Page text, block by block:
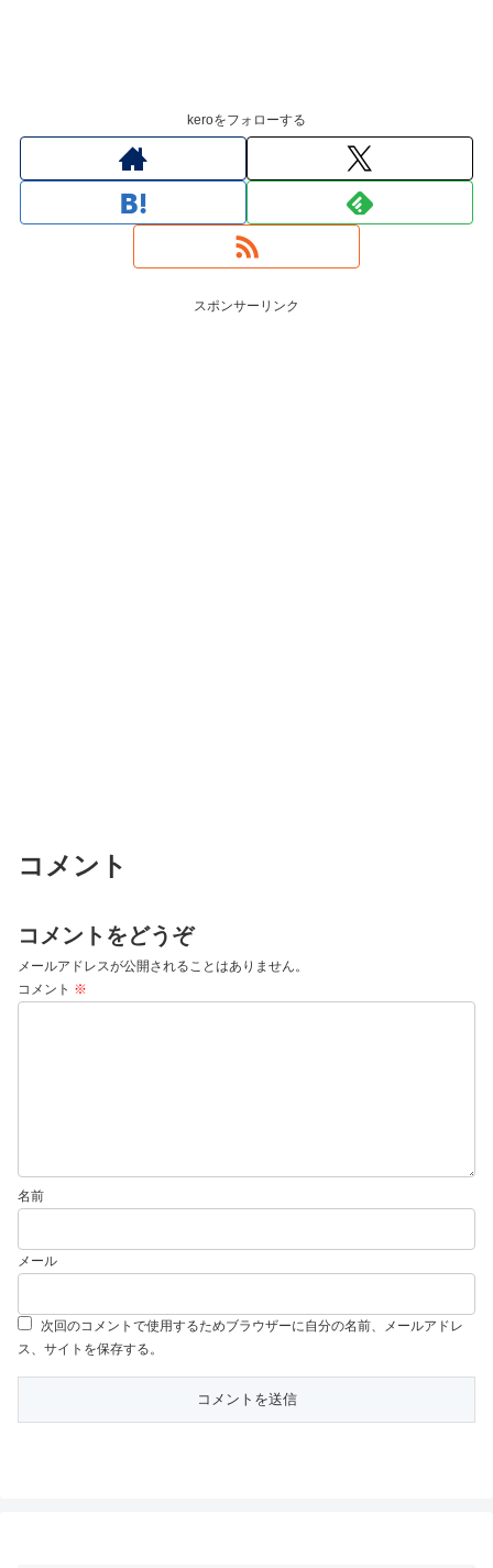
keroをフォローする
スポンサーリンク
コメント
コメントをどうぞ
メールアドレスが公開されることはありません。
コメント ※
名前
メール
次回のコメントで使用するためブラウザーに自分の名前、メールアドレ
ス、サイトを保存する。